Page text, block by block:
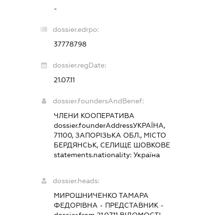
-
dossier.edrpo:
37778798
dossier.regDate:
21.07.11
dossier.foundersAndBenef:
ЧЛЕНИ КООПЕРАТИВА
dossier.founderAddressУКРАЇНА,
71100, ЗАПОРІЗЬКА ОБЛ., МІСТО
БЕРДЯНСЬК, СЕЛИЩЕ ШОВКОВЕ
statements.nationality:Україна
dossier.heads:
МИРОШНИЧЕНКО ТАМАРА
ФЕДОРІВНА - ПРЕДСТАВНИК -